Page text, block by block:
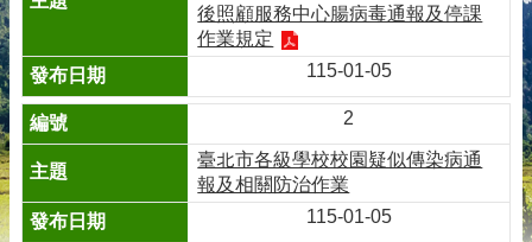
後照顧服務中心腸病毒通報及停課
作業規定
115-01-05
2
臺北市各級學校校園疑似傳染病通
報及相關防治作業
115-01-05